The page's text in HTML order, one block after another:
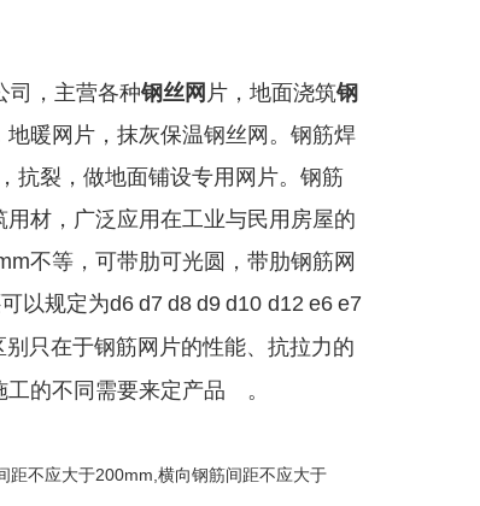
，主营各种钢丝网 片，地面浇筑钢
暖网片，抹灰保温钢丝网。钢筋焊
抗裂，做地面铺设专用网片。钢筋
材，广泛应用在工业与民用房屋的
不等，可带肋可光圆，带肋钢筋网
以规定为d6 d7 d8 d9 d10 d12 e6 e7
别只在于钢筋网片的性能、抗拉力的
工的不同需要来定产品 。
不应大于200mm,横向钢筋间距不应大于